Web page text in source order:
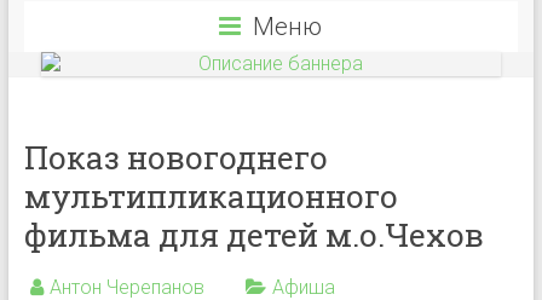
городского
округа
Чехов
Меню
Показ новогоднего
мультипликационного
фильма для детей м.о.Чехов
Антон Черепанов Афиша